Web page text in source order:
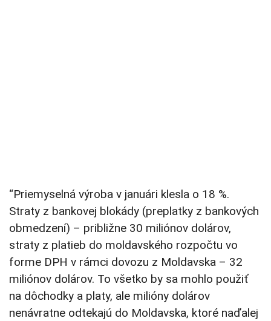
“Priemyselná výroba v januári klesla o 18 %.
Straty z bankovej blokády (preplatky z bankových
obmedzení) – približne 30 miliónov dolárov,
straty z platieb do moldavského rozpočtu vo
forme DPH v rámci dovozu z Moldavska – 32
miliónov dolárov. To všetko by sa mohlo použiť
na dôchodky a platy, ale milióny dolárov
nenávratne odtekajú do Moldavska, ktoré naďalej